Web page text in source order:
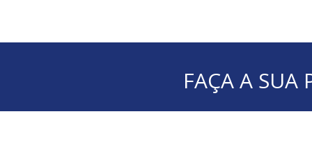
FAÇA A SUA